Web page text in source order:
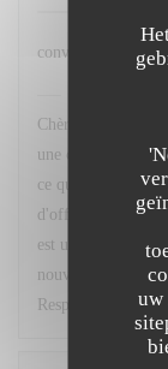
uw
convivial et
Le Sergent
Chère Caroline,
une cuisine
ce que le Chef
d'offrir au
est une
nouveau très
Responsable